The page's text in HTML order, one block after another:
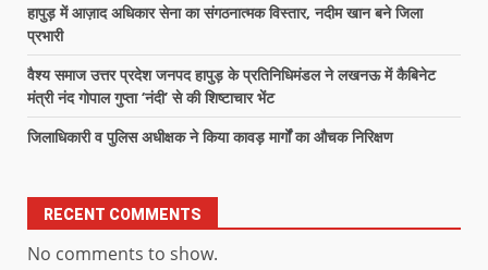
हापुड़ में आज़ाद अधिकार सेना का संगठनात्मक विस्तार, नदीम खान बने जिला
प्रभारी
वैश्य समाज उत्तर प्रदेश जनपद हापुड़ के प्रतिनिधिमंडल ने लखनऊ में कैबिनेट
मंत्री नंद गोपाल गुप्ता ‘नंदी’ से की शिष्टाचार भेंट
जिलाधिकारी व पुलिस अधीक्षक ने किया कावड़ मार्गों का औचक निरिक्षण
RECENT COMMENTS
No comments to show.